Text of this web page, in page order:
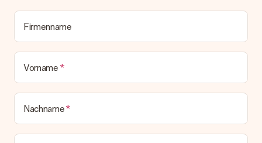
Geschenk also direkt beim Empfänger liefern lassen und es
bleibt eine echte Überraschung!
Firmenname
Vorname
Nachname